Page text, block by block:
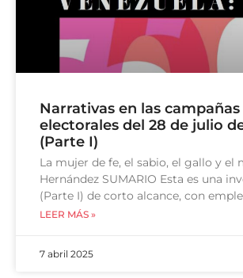
Narrativas en las campañas
electorales del 28 de julio
(Parte I)
La mujer de fe, el sabio, el gallo y el
Hernández SUMARIO Esta es una
(Parte I) de corto alcance, con
LEER MÁS »
7 abril 2025